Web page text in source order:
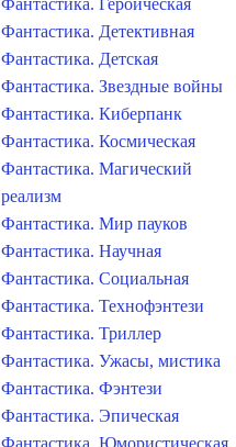
Фантастика. Героическая
Фантастика. Детективная
Фантастика. Детская
Фантастика. Звездные войны
Фантастика. Киберпанк
Фантастика. Космическая
Фантастика. Магический
реализм
Фантастика. Мир пауков
Фантастика. Научная
Фантастика. Социальная
Фантастика. Технофэнтези
Фантастика. Триллер
Фантастика. Ужасы, мистика
Фантастика. Фэнтези
Фантастика. Эпическая
Фантастика. Юмористическая